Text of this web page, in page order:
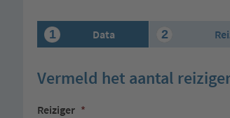
1 Data 2
Vermeld het aantal
Reiziger *